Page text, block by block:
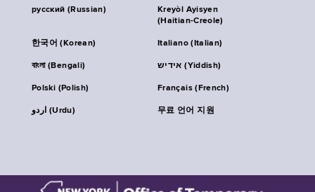
русский (Russian)
Kreyòl Ayisyen
(Haitian-Creole)
한국어 (Korean) Italiano (Italian)
বাংলা (Bengali) אידיש (Yiddish)
Polski (Polish) Français (French)
اردو (Urdu) 무료 언어 지원